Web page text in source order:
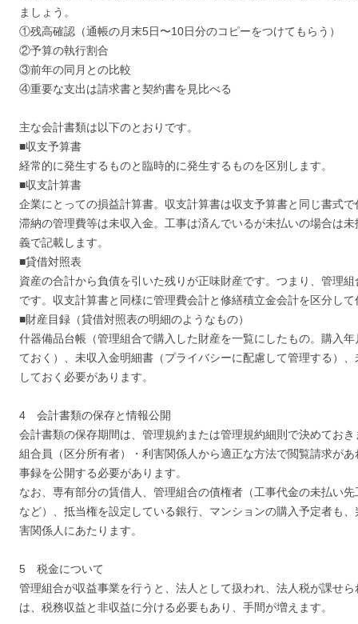
ましょう。
①残高確認（通帳の月末5日〜10日分のコピーをつけてもらう）
②予算の執行割合
③前年の同月との比較
④重要な支出は請求書と契約書を見比べる
主な会計書類は以下のとおりです。
■収支予算書
経常的に発生するものと臨時的に発生するものを区別します。
■収支計算書
企業にとっての損益計算書。収支計算書は収支予算書と同じ書式
滞納の管理費等は未収入金。工事は済んでいるが未払いの場合は
義で記載します。
■貸借対照表
資産の合計から負債を引いた残りが正味財産です。つまり、管理
です。収支計算書と同様に管理費会計と修繕積立金会計を区分し
■財産目録（貸借対照表の明細のようなもの）
什器備品台帳（管理組合で購入した財産を一覧にしたもの。購入
ておく）、未収入金明細書（プライバシーに配慮して管理する）
しておく必要があります。
4 会計書類の保存と情報公開
会計書類の保存期間は、管理規約または管理規約細則で決めておき
組合員（区分所有者）・利害関係人から適正な方法で閲覧請求が
事録を公開する必要があります。
なお、専有部分の賃借人、管理組合の債権者（工事代金の未払い
など）、抵当権を設定している銀行、マンションの購入予定者も
害関係人にあたります。
5 税金について
管理組合が収益事業を行うと、法人として扱われ、法人税が課せ
は、税務収益と非収益に分ける必要もあり、手間が増えます。